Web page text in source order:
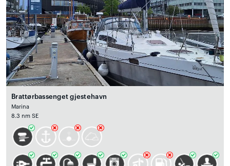
Brattørbassenget gjestehavn
Marina
8.3 nm SE